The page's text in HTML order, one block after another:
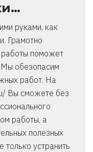
руками, как
Грамотно
работы поможет
Мы обезопасим
работ. На
Вы сможете без
работы, а
полезных
устранить